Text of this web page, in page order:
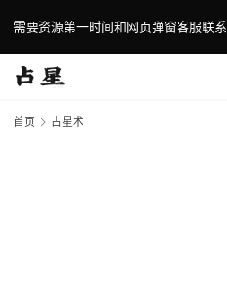
需要资源第一时间和网页弹窗客服联系
首页 占星术